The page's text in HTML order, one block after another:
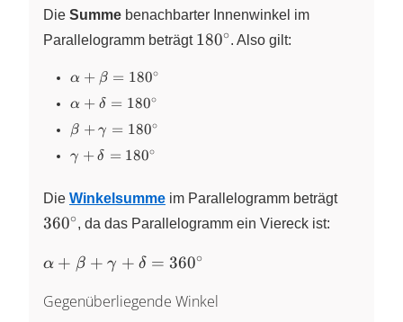
Die Summe benachbarter Innenwinkel im
Parallelogramm beträgt 180^\circ
180∘. Also gilt:
\alpha +
\beta =
180^\circ
α + β = 180∘
\alpha +
\delta =
180^\circ
α + δ = 180∘
\beta +
\gamma
=
β + γ = 180∘
\gamma
=
180^\circ
γ + δ = 180∘
Die Winkelsumme im Parallelogramm beträgt
360∘, da das Parallelogramm ein Viereck ist:
\alpha +
\gamma
α + β + γ + δ = 360∘
Gegenüberliegende Winkel